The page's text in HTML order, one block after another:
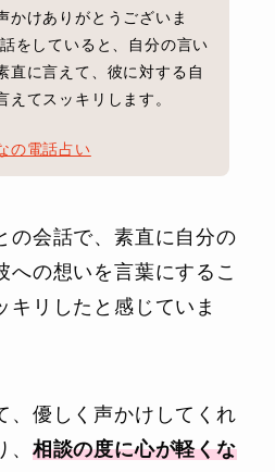
かけありがとうございま
をしていると、自分の言い
直に言えて、彼に対する自
えてスッキリします。
の電話占い
の会話で、素直に自分の
への想いを言葉にするこ
キリしたと感じていま
、優しく声かけしてくれ
相談の度に心が軽くな